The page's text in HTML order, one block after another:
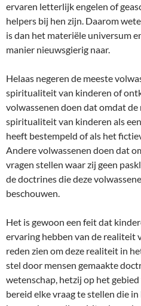
ervaren letterlijk engelen of
helpers bij hen zijn. Daarom
is dan het materiële universum
manier nieuwsgierig naar.
Helaas negeren de meeste
spiritualiteit van kinderen of
volwassenen doen dat omdat
spiritualiteit van kinderen als
heeft bestempeld of als het
Andere volwassenen doen dat
vragen stellen waar zij geen
de doctrines die deze
beschouwen.
Het is gewoon een feit dat
ervaring hebben van de realiteit
reden zien om deze realiteit in
stel door mensen gemaakte
wetenschap, hetzij op het
bereid elke vraag te stellen die